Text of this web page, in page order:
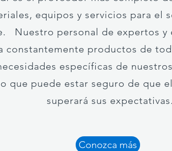
equipos y servicios para el
Nuestro personal de expertos y
constantemente productos de
específicas de
que puede estar seguro de que
superará sus expectativas.
Conozca más